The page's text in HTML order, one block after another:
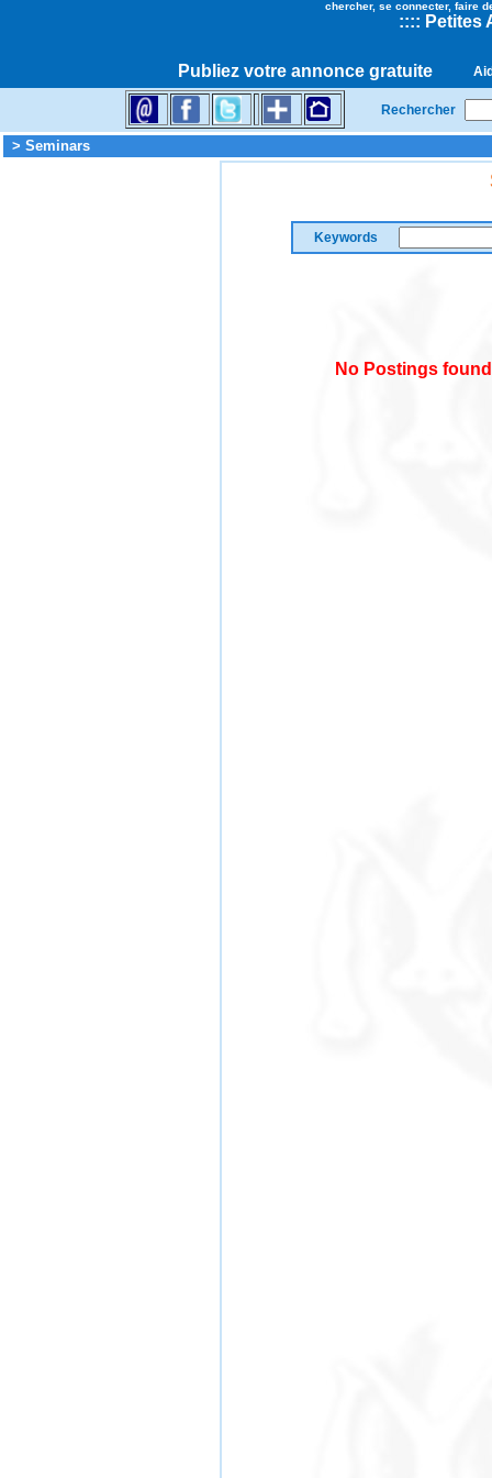
chercher, se connecter, faire
:::: Petites
Publiez votre annonce gratuite
Rechercher
> Seminars
Keywords
No Postings